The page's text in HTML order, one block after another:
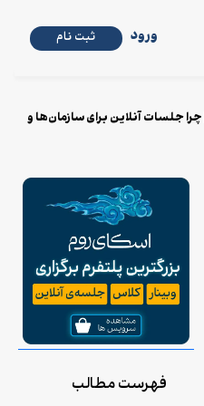
ورود ثبت نام
جلسات آنلاین برای سازمان‌ها و
فهرست مطالب